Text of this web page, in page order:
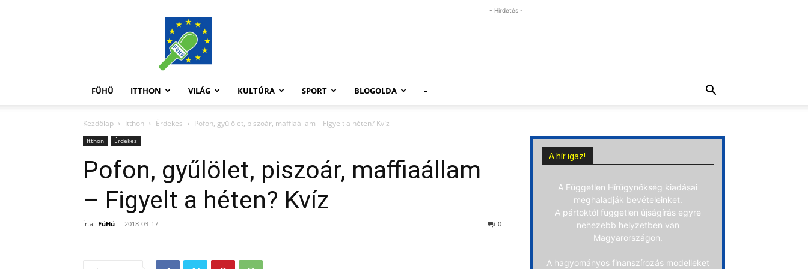
FüHü
- Hirdetés -
FÜHÜ ITTHON VILÁG KULTÚRA SPORT BLOGOLDA –
Kezdőlap Itthon Érdekes Pofon, gyűlölet, piszoár, maffiaállam – Figyelt a héten? Kvíz
Itthon Érdekes
Pofon, gyűlölet, piszoár, maffiaállam
– Figyelt a héten? Kvíz
Írta: FüHü - 2018-03-17 0
A hír igaz!
A Független Hírügynökség kiadásai
meghaladják bevételeinket.
A pártoktól független újságírás egyre
nehezebb helyzetben van
Magyarországon.
A hagyományos finanszírozás modelleket